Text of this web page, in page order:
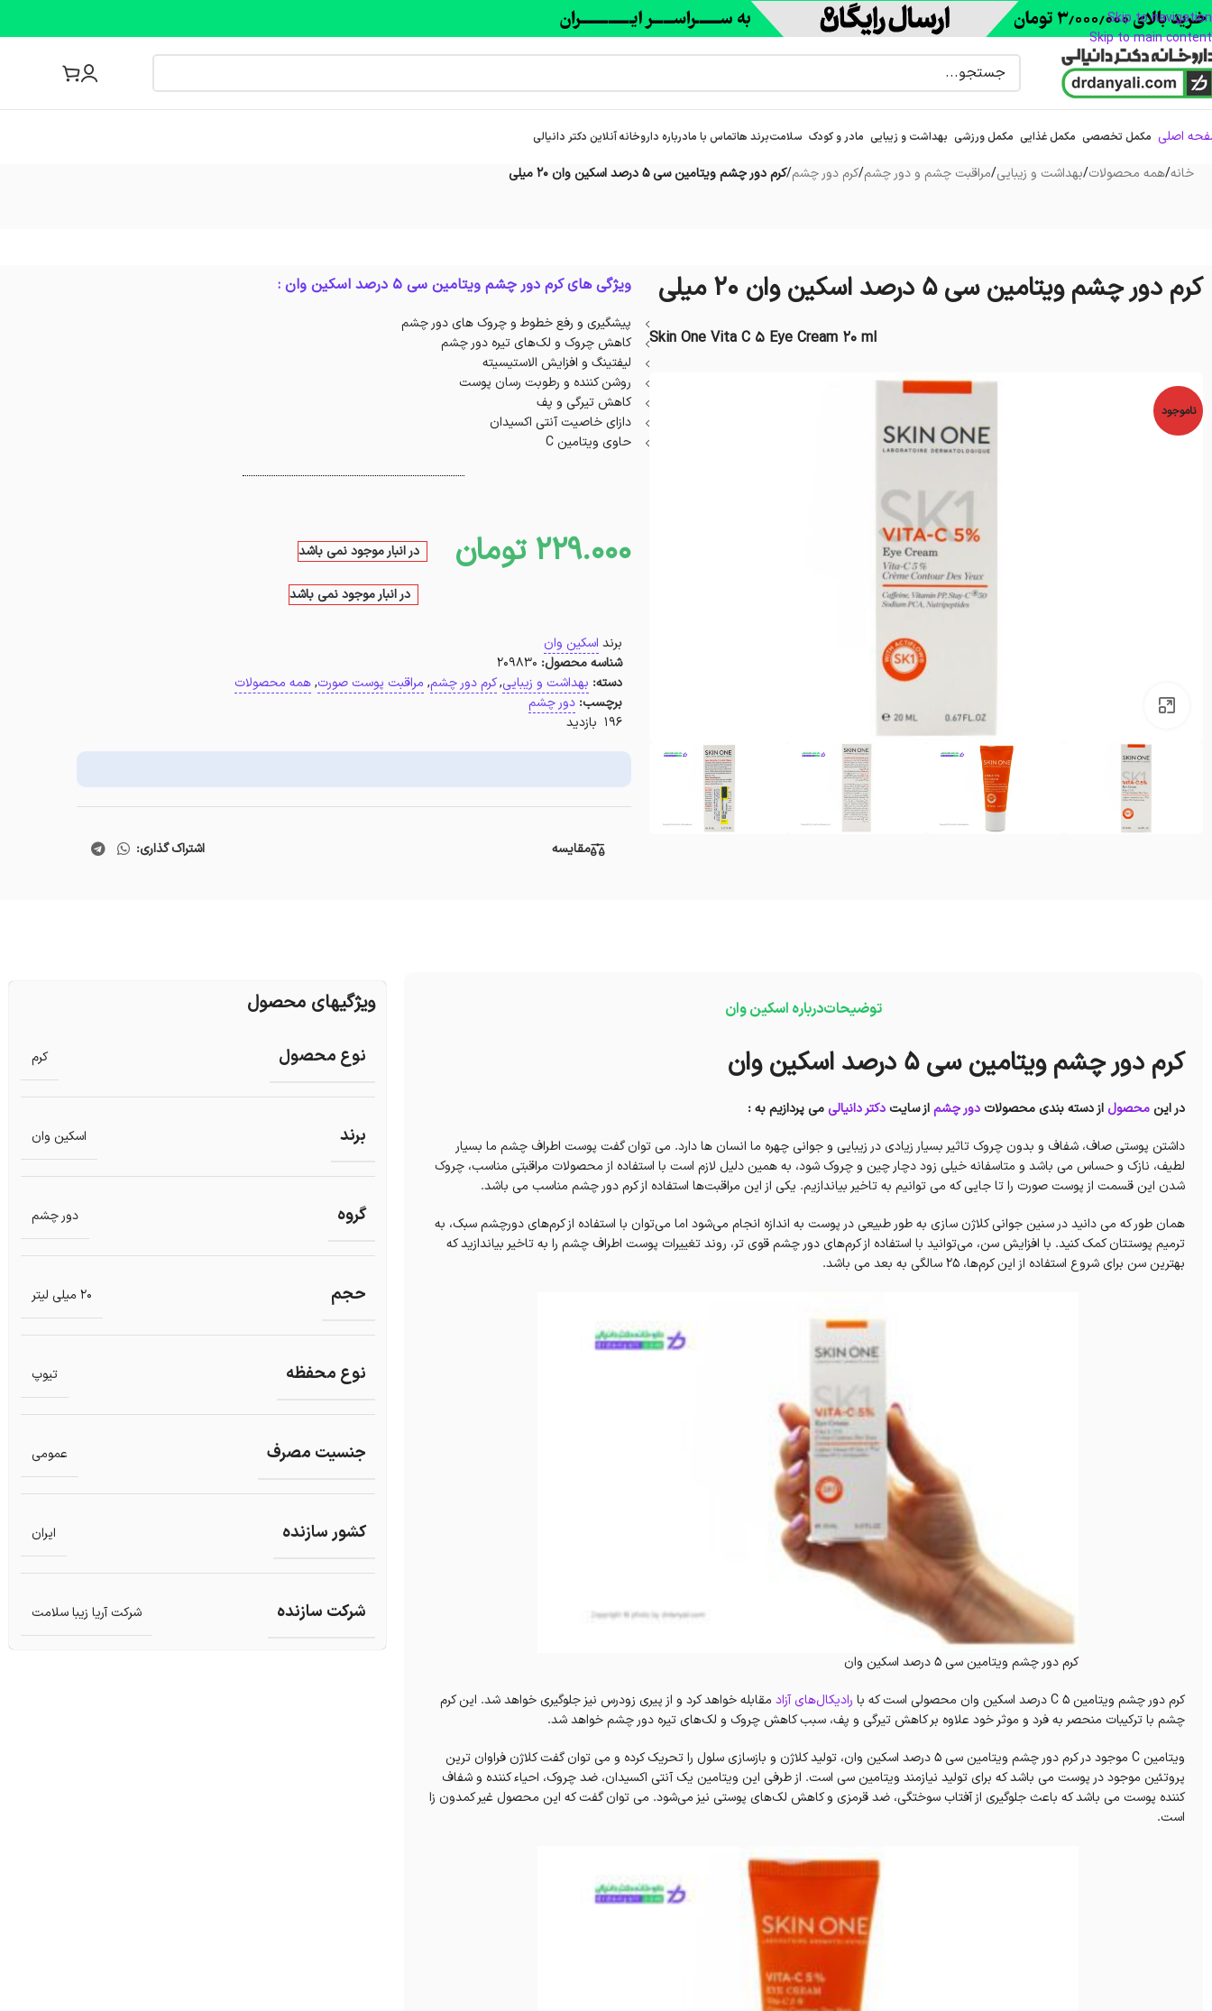
Skip to navigation
Skip to main content
اصلی مکمل تخصصی مکمل غذایی مکمل ورزشی بهداشت و زیبایی مادر و کودک سلامتبرند هاتماس با مادرباره‌ داروخانه آنلاین دکتر دانیالی
خانه/همه محصولات/بهداشت و زیبایی/مراقبت چشم و دور چشم/کرم دور چشم/کرم دور چشم ویتامین سی 5 درصد اسکین وان 20 میلی
کرم دور چشم ویتامین سی 5 درصد اسکین وان 20 میلی
Skin One Vita C 5 Eye Cream 20 ml
ناموجود
ویژگی های کرم دور چشم ویتامین سی 5 درصد اسکین وان :
پیشگیری و رفع خطوط و چروک های دور چشم
کاهش چروک و لک‌های تیره دور چشم
لیفتینگ و افزایش الاستیسیته
روشن کننده و رطوبت رسان پوست
کاهش تیرگی و پف
دازای خاصیت آنتی اکسیدان
حاوی ویتامین C
229.000 تومان در انبار موجود نمی باشد
در انبار موجود نمی باشد
برند اسکین وان
شناسه محصول: 209830
دسته: بهداشت و زیبایی,کرم دور چشم, مراقبت پوست صورت, همه محصولات
برچسب: دور چشم
196 بازدید
مقایسه اشتراک گذاری:
توضیحاتدرباره اسکین وان
کرم دور چشم ویتامین سی 5 درصد اسکین وان
در این محصول از دسته بندی محصولات دور چشماز سایتدکتر دانیالیمی پردازیم به :
داشتن پوستی صاف، شفاف و بدون چروک تاثیر بسیار زیادی در زیبایی و جوانی چهره ما انسان ها دارد. می توان گفت پوست اطراف چشم ما بسیار
لطیف، نازک و حساس می باشد و متاسفانه خیلی زود دچار چین و چروک شود، به همین دلیل لازم است با استفاده از محصولات مراقبتی مناسب، چروک
شدن این قسمت از پوست صورت را تا جایی که می توانیم به تاخیر بیاندازیم. یکی از این مراقبت‌ها استفاده از کرم دور چشم مناسب می باشد.
همان طور که می دانید در سنین جوانی کلاژن سازی به طور طبیعی در پوست به اندازه انجام می‌‌شود اما می‌توان با استفاده از کرم‌های دورچشم سبک، به
ترمیم پوستتان کمک کنید. با افزایش سن، می‌‌توانید با استفاده از کرم‌‌های دور چشم قوی‌ تر، روند تغییرات پوست اطراف چشم را به تاخیر بیاندازید که
بهترین سن برای شروع استفاده از این کرم‌ها، ۲۵ سالگی به بعد می باشد.
کرم دور چشم ویتامین سی 5 درصد اسکین وان
کرم دور چشم ویتامین C ۵ درصد اسکین وان محصولی است که با
رادیکال‌های آزاد مقابله خواهد کرد و از پیری زودرس نیز جلوگیری خواهد شد. این کرم
چشم با ترکیبات منحصر به فرد و موثر خود علاوه بر کاهش تیرگی و پف، سبب کاهش چروک و لک‌های تیره دور چشم خواهد شد.
ویتامین C موجود در کرم دور چشم ویتامین سی 5 درصد اسکین وان، تولید کلاژن و بازسازی سلول را تحریک کرده و می توان گفت کلاژن فراوان ترین
پروتئین موجود در پوست می باشد که برای تولید نیازمند ویتامین سی است. از طرفی این ویتامین یک آنتی اکسیدان، ضد چروک، احیاء کننده و شفاف
کننده پوست می باشد که باعث جلوگیری از آفتاب سوختگی، ضد قرمزی و کاهش لک‌های پوستی نیز می‌شود. می توان گفت که این محصول غیر کمدون زا
است.
ویژگیهای محصول
نوع محصول کرم
برند اسکین وان
گروه دور چشم
حجم 20 میلی لیتر
نوع محفظه تیوپ
جنسیت مصرف عمومی
کشور سازنده ایران
شرکت سازنده شرکت آریا زیبا سلامت